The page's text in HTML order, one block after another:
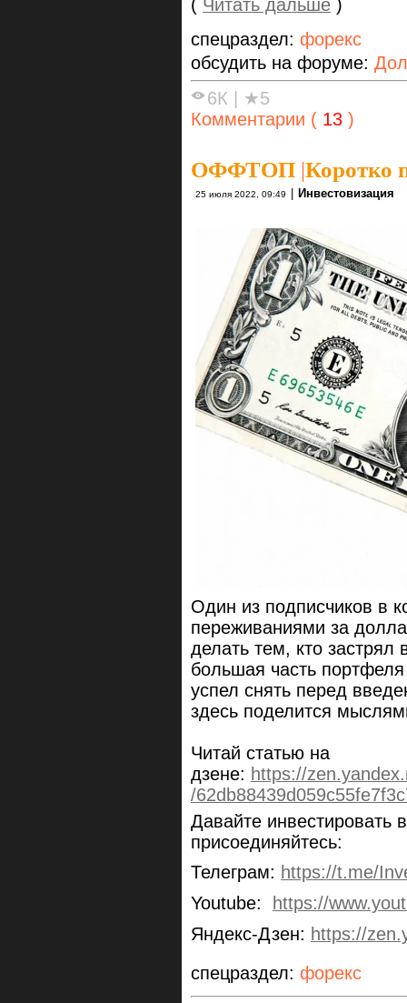
( Читать дальше )
спецраздел: форекс
обсудить на форуме:
6К
★5
Комментарии ( 13 )
ОФФТОП |Коротко
25 июля 2022, 09:49 Инвестовизация
Один из подписчиков в
переживаниями за
делать тем, кто
большая часть
успел снять перед
здесь поделится
Читай статью на
дзене: https://
/
Давайте инвестировать
присоединяйтесь:
Телеграм: https://t.me/
Youtube:
https://
Яндекс-Дзен: https://
спецраздел: форекс